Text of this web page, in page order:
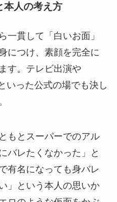
本人の考え方
一貫して「白いお面」
につけ、素顔を完全に
す。テレビ出演や
いった公式の場でも決し
もとスーパーでのアル
バレたくなかった」と
有名になっても身バレ
」という本人の思いか